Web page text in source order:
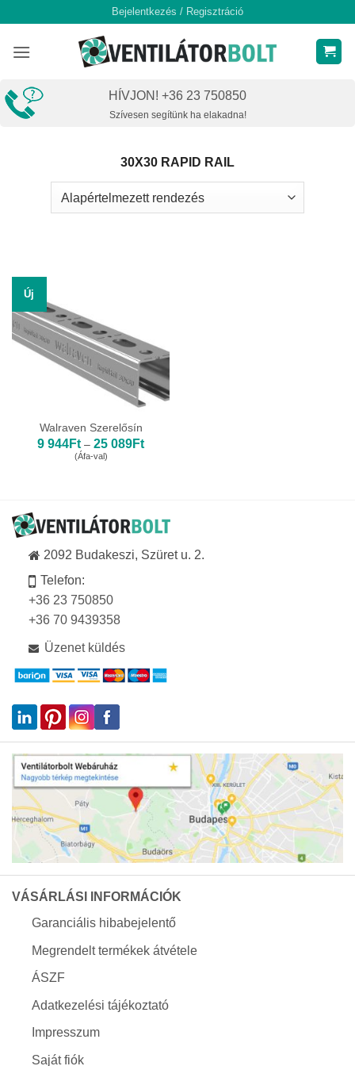
content
Bejelentkezés / Regisztráció
HÍVJON! +36 23 750850
Szívesen segítünk ha elakadna!
30X30 RAPID RAIL
Új
Walraven Szerelősín
9 944Ft – 25 089FtÁrtartomány:
(Áfa-val)
2092 Budakeszi, Szüret u. 2.
Telefon:
+36 23 750850
+36 70 9439358
Üzenet küldés
VÁSÁRLÁSI INFORMÁCIÓK
Garanciális hibabejelentő
Megrendelt termékek átvétele
ÁSZF
Adatkezelési tájékoztató
Impresszum
Saját fiók